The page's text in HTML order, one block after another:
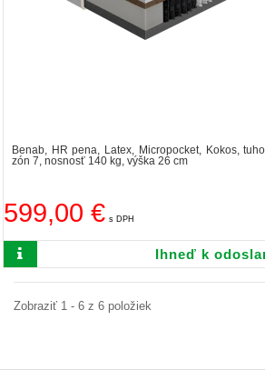
Benab, HR pena, Latex, Micropocket, Kokos,
zón 7, nosnosť 140 kg, výška 26 cm
599,00 € s DPH
Ihneď k
Zobraziť 1 - 6 z 6 položiek